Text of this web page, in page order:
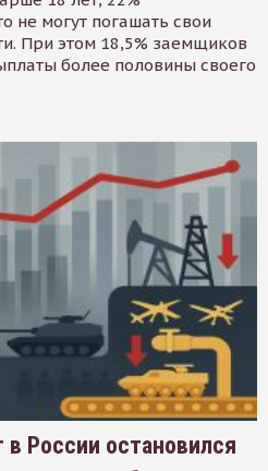
не могут погашать свои
При этом 18,5% заемщиков
более половины своего
России остановился